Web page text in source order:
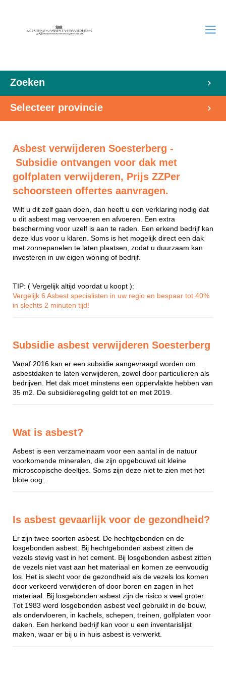
Zoeken
Selecteer provincie
Asbest verwijderen Soesterberg -
Subsidie ontvangen voor dak met
golfplaten verwijderen, Prijs ZZPer
schoorsteen offertes aanvragen.
Wilt u dit zelf gaan doen, dan heeft u een verklaring nodig dat
u dit asbest mag vervoeren en afvoeren. Een extra
bescherming voor uzelf is aan te raden. Een erkend bedrijf kan
deze klus voor u klaren. Soms is het mogelijk direct een dak
met zonnepanelen te laten plaatsen, zodat u duurzaam kan
investeren in uw eigen woning of bedrijf.
TIP: ( Vergelijk altijd voordat u koopt ):
Vergelijk 6 Asbest specialisten in uw regio en bespaar tot 40%
in slechts 2 minuten tijd!
Subsidie asbest verwijderen Soesterberg
Vanaf 2016 kan er een subsidie aangevraagd worden om
asbestdaken te laten verwijderen, zowel door particulieren als
bedrijven. Het dak moet minstens een oppervlakte hebben van
35 m2. De subsidieregeling geldt tot en met 2019.
Wat is asbest?
Asbest is een verzamelnaam voor een aantal in de natuur
voorkomende mineralen, die zijn opgebouwd uit kleine
microscopische deeltjes. Soms zijn deze niet te zien met het
blote oog..
Is asbest gevaarlijk voor de gezondheid?
Er zijn twee soorten asbest. De hechtgebonden en de
losgebonden asbest. Bij hechtgebonden asbest zitten de
vezels stevig vast in het cement. Bij losgebonden asbest zitten
de vezels niet vast aan het materiaal en komen ze eenvoudig
los. Het is slecht voor de gezondheid als de vezels los komen
door verkeerd verwijderen of door boren en zagen in het
materiaal. Bij losgebonden asbest zijn de risico s veel groter.
Tot 1983 werd losgebonden asbest veel gebruikt in de bouw,
als ondervloeren, in kachels, schepen, treinen, golfplaten voor
daken. Een herkend bedrijf kan voor u een inventarislijst
maken, waar er bij u in huis asbest is verwerkt.